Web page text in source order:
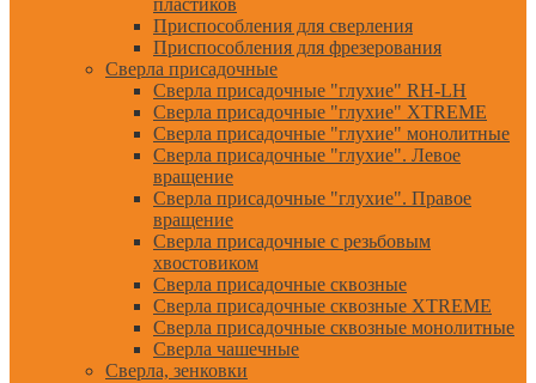
пластиков
Приспособления для сверления
Приспособления для фрезерования
Сверла присадочные
Сверла присадочные "глухие" RH-LH
Сверла присадочные "глухие" XTREME
Сверла присадочные "глухие" монолитные
Сверла присадочные "глухие". Левое
вращение
Сверла присадочные "глухие". Правое
вращение
Сверла присадочные с резьбовым
хвостовиком
Сверла присадочные сквозные
Сверла присадочные сквозные XTREME
Сверла присадочные сквозные монолитные
Сверла чашечные
Сверла, зенковки